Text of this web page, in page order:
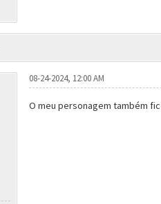
08-24-2024, 12:00 AM
O meu personagem também